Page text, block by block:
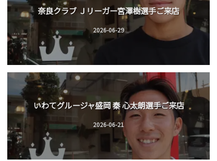
奈良クラブ Ｊリーガー宮澤樹選手ご来店
2026-06-29
いわてグルージャ盛岡 秦 心太朗選手ご来店
2026-06-21